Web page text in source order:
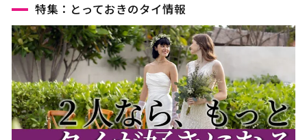
特集：とっておきのタイ情報